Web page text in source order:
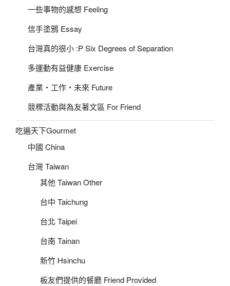
一些事物的感想 Feeling
信手塗鴉 Essay
台灣真的很小 :P Six Degrees of Separation
多運動有益健康 Exercise
產業‧工作‧未來 Future
競標活動與為友著文區 For Friend
吃遍天下Gourmet
中國 China
台灣 Taiwan
其他 Taiwan Other
台中 Taichung
台北 Taipei
台南 Tainan
新竹 Hsinchu
板友們提供的餐廳 Friend Provided